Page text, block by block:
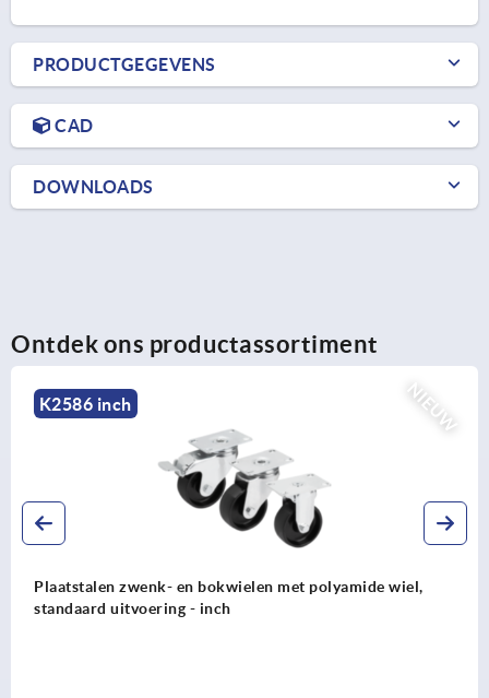
PRODUCTGEGEVENS
CAD
DOWNLOADS
Ontdek ons productassortiment
NIEUW
K2590 inch
Plaatstalen bok- en zwenkwielen met polyamide wiel,
zware uitvoering - inch